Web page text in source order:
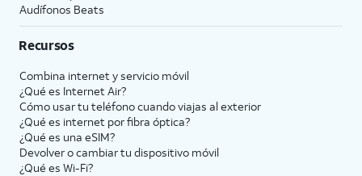
Audífonos Beats
Recursos
Combina internet y servicio móvil
¿Qué es Internet Air?
Cómo usar tu teléfono cuando viajas al exterior
¿Qué es internet por fibra óptica?
¿Qué es una eSIM?
Devolver o cambiar tu dispositivo móvil
¿Qué es Wi-Fi?